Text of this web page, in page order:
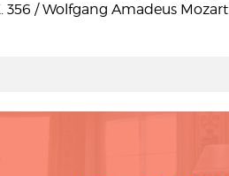
/ Wolfgang Amadeus Mozart